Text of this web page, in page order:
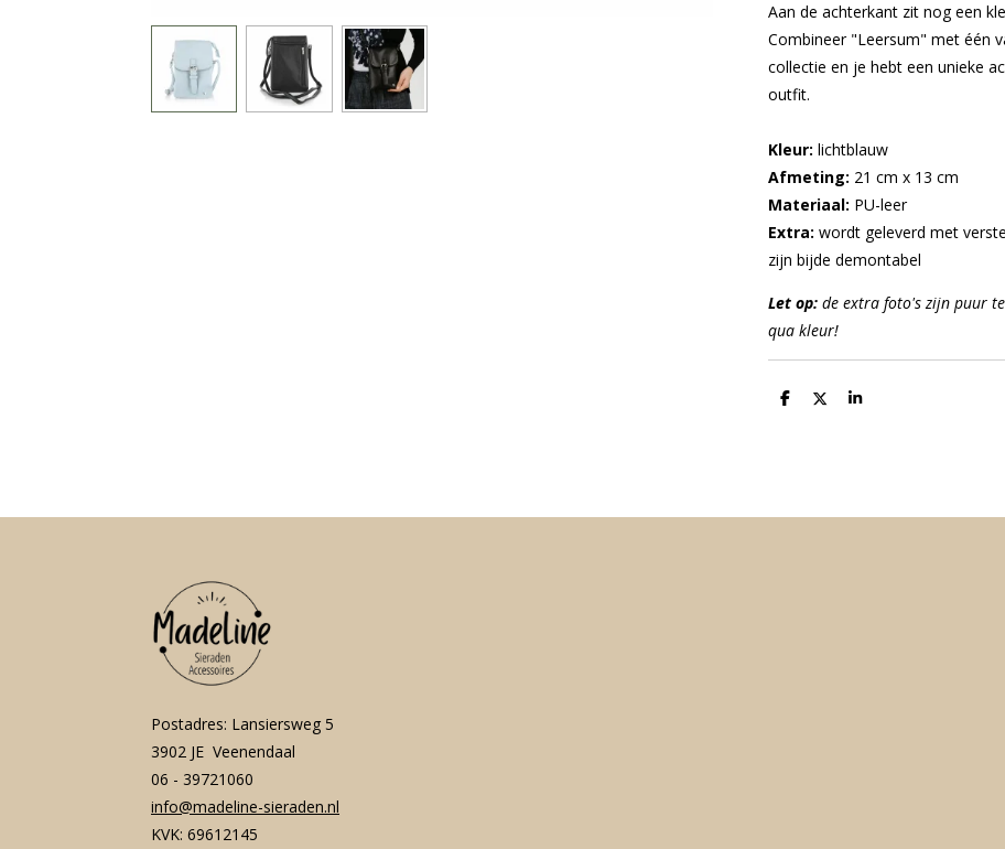
Aan de achterkant zit nog een
Combineer "Leersum" met één
collectie en je hebt een unieke
outfit.
Kleur: lichtblauw
Afmeting: 21 cm x 13 cm
Materiaal: PU-leer
Extra: wordt geleverd met
zijn bijde demontabel
Let op: de extra foto's zijn puur
qua kleur!
D
D
S
Postadres: Lansiersweg 5
3902 JE Veenendaal
06 - 39721060
info@madeline-sieraden.nl
KVK: 69612145